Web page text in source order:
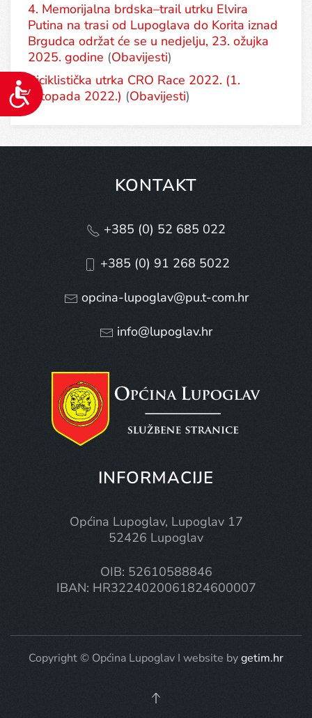
Pristupačnost
4. Memorijalna brdska–trail utrku Elvira
Putina na trasi od Lupoglava do Korita iznad
Brgudca održat će se u nedjelju, 23. ožujka
2025. godine (Obavijesti)
Biciklistička utrka CRO Race 2022. (1.
listopada 2022.) (Obavijesti)
KONTAKT
+385 (0) 52 685 022
+385 (0) 91 268 5022
opcina-lupoglav@pu.t-com.hr
info@lupoglav.hr
INFORMACIJE
Općina Lupoglav, Lupoglav 17
52426 Lupoglav
OIB: 52610588846
IBAN: HR3224020061824600007
Copyright © Općina Lupoglav I website bygetim.hr